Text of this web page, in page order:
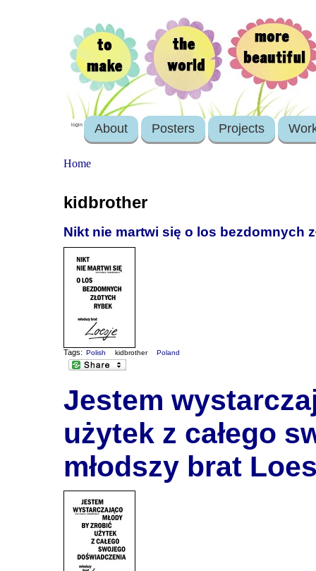
login About Posters Projects
Home
kidbrother
Nikt nie martwi się o los bezdomnych
Tags: Polish kidbrother Poland
Jestem
użytek z całego
młodszy brat